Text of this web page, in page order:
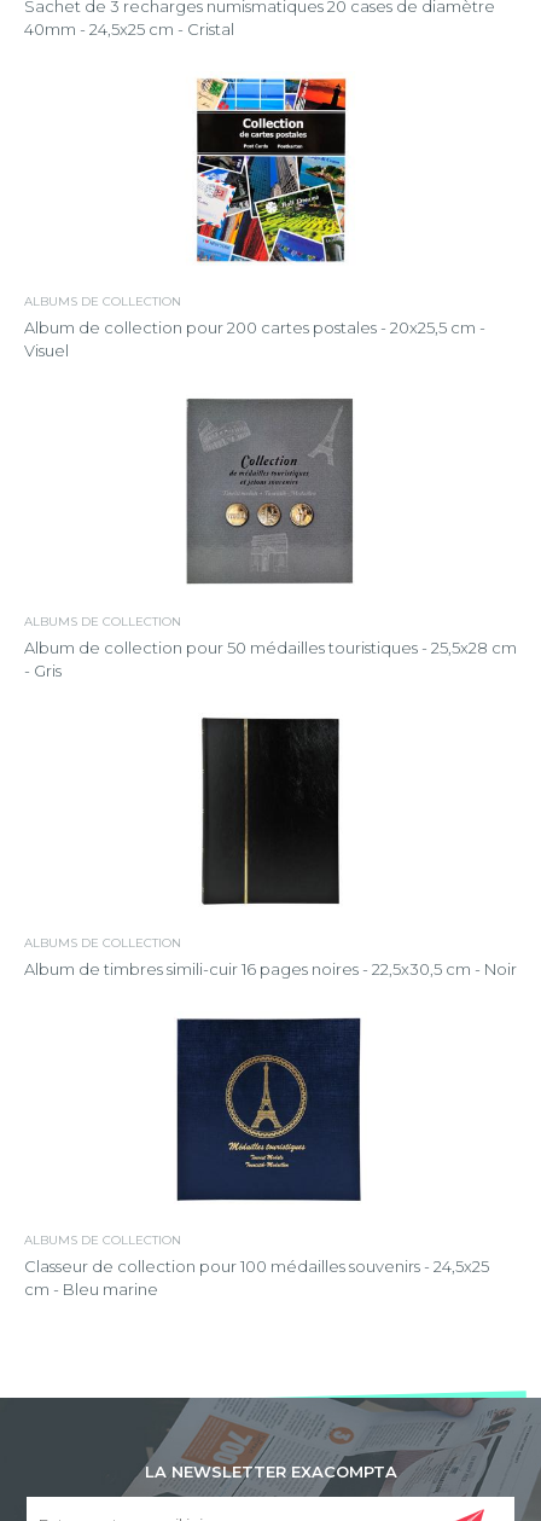
Sachet de 3 recharges numismatiques 20 cases de diamètre
40mm - 24,5x25 cm - Cristal
ALBUMS DE COLLECTION
Album de collection pour 200 cartes postales - 20x25,5 cm -
Visuel
ALBUMS DE COLLECTION
Album de collection pour 50 médailles touristiques - 25,5x28 cm
- Gris
ALBUMS DE COLLECTION
Album de timbres simili-cuir 16 pages noires - 22,5x30,5 cm - Noir
ALBUMS DE COLLECTION
Classeur de collection pour 100 médailles souvenirs - 24,5x25
cm - Bleu marine
LA NEWSLETTER EXACOMPTA